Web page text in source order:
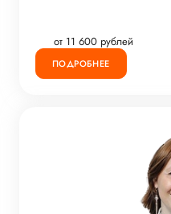
от 11 600 рублей
ПОДРОБНЕЕ